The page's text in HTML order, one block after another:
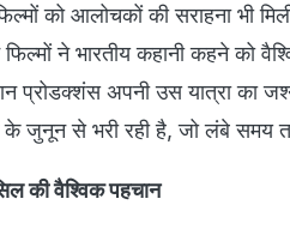
को आलोचकों की सराहना भी
ने भारतीय कहानी कहने को
प्रोडक्शंस अपनी उस यात्रा का
के जुनून से भरी रही है, जो लंबे समय
की वैश्विक पहचान